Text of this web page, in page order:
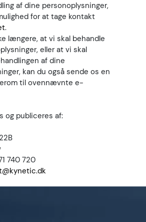
af dine personoplysninger,
for at tage kontakt
.
længere, at vi skal behandle
eller at vi skal
af dine
kan du også sende os en
til ovennævnte e-
og publiceres af:
740 720